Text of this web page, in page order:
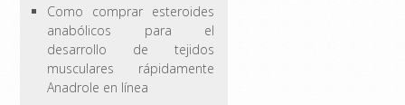
Como comprar esteroides
anabólicos para el
desarrollo de tejidos
musculares rápidamente
Anadrole en línea